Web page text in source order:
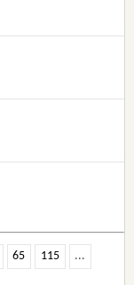
65 115 ...